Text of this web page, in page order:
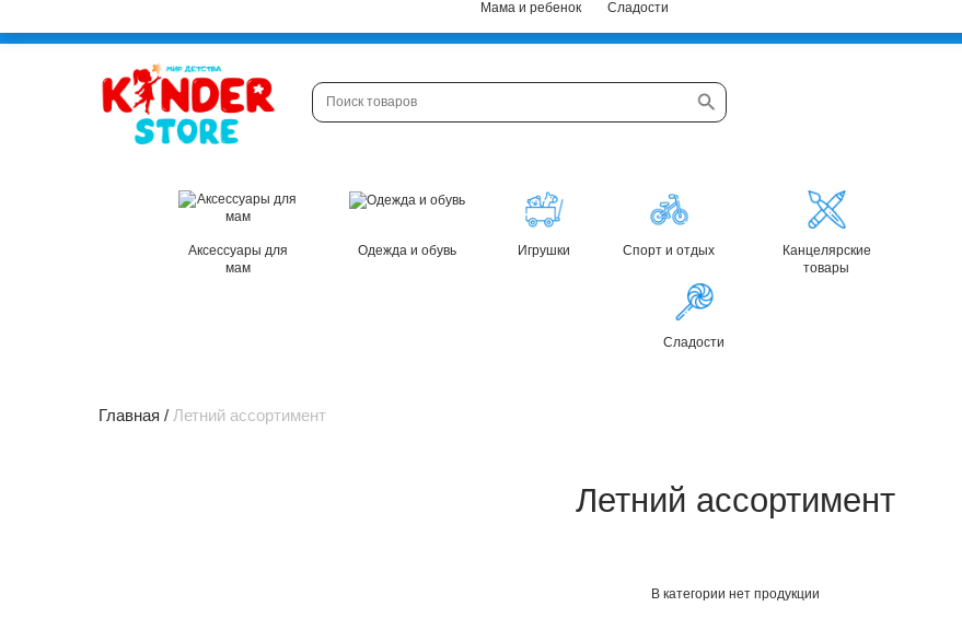
Мама и ребенок Сладости
Аксессуары для
мам
Одежда и обувь Игрушки Спорт и отдых
Канцелярские
товары
Сладости
Главная Летний ассортимент
Летний ассортимент
В категории нет продукции